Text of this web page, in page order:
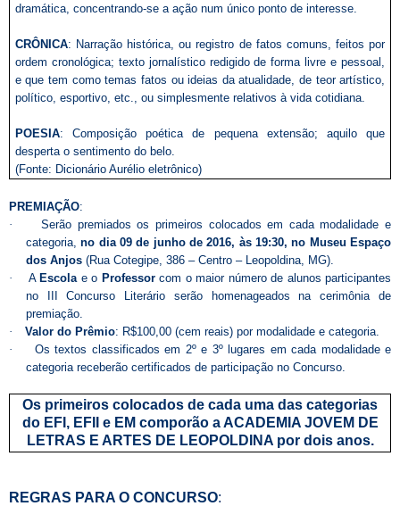
dramática, concentrando-se a ação num único ponto de interesse.
CRÔNICA: Narração histórica, ou registro de fatos comuns, feitos por
ordem cronológica; texto jornalístico redigido de forma livre e pessoal,
e que tem como temas fatos ou ideias da atualidade, de teor artístico,
político, esportivo, etc., ou simplesmente relativos à vida cotidiana.
POESIA: Composição poética de pequena extensão; aquilo que
desperta o sentimento do belo.
(Fonte: Dicionário Aurélio eletrônico)
PREMIAÇÃO:
·
Serão premiados os primeiros colocados em cada modalidade e
categoria,no dia 09 de junho de 2016, às 19:30, no Museu Espaço
dos Anjos (Rua Cotegipe, 386 – Centro – Leopoldina, MG).
·
A Escolae o Professorcom o maior número de alunos participantes
no III Concurso Literário serão homenageados na cerimônia de
premiação.
·
Valor do Prêmio: R$100,00 (cem reais) por modalidade e categoria.
·
Os textos classificados em 2º e 3º lugares em cada modalidade e
categoria receberão certificados de participação no Concurso.
Os primeiros colocados de cada uma das categorias
do EFI, EFII e EM comporão a ACADEMIA JOVEM DE
LETRAS E ARTES DE LEOPOLDINA por dois anos.
REGRAS PARA O CONCURSO: